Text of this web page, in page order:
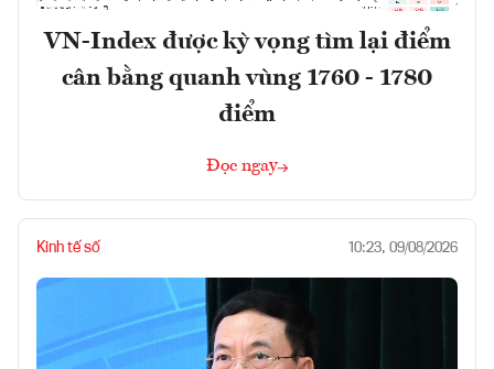
VN-Index được kỳ vọng tìm lại điểm
cân bằng quanh vùng 1760 - 1780
điểm
Đọc ngay
Kinh tế số 10:23, 09/08/2026